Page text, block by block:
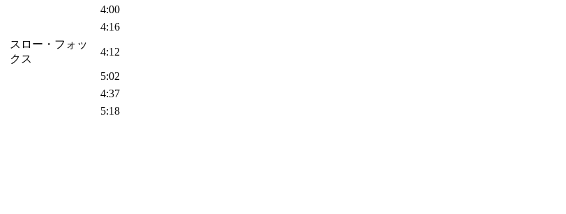
4:00
4:16
スロー・フォッ
クス
4:12
5:02
4:37
5:18